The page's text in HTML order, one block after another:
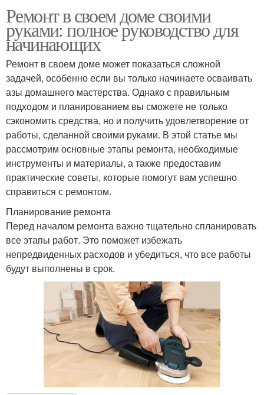
Ремонт в своем доме своими
руками: полное руководство для
начинающих
Ремонт в своем доме может показаться сложной
задачей, особенно если вы только начинаете осваивать
азы домашнего мастерства. Однако с правильным
подходом и планированием вы сможете не только
сэкономить средства, но и получить удовлетворение от
работы, сделанной своими руками. В этой статье мы
рассмотрим основные этапы ремонта, необходимые
инструменты и материалы, а также предоставим
практические советы, которые помогут вам успешно
справиться с ремонтом.
Планирование ремонта
Перед началом ремонта важно тщательно спланировать
все этапы работ. Это поможет избежать
непредвиденных расходов и убедиться, что все работы
будут выполнены в срок.